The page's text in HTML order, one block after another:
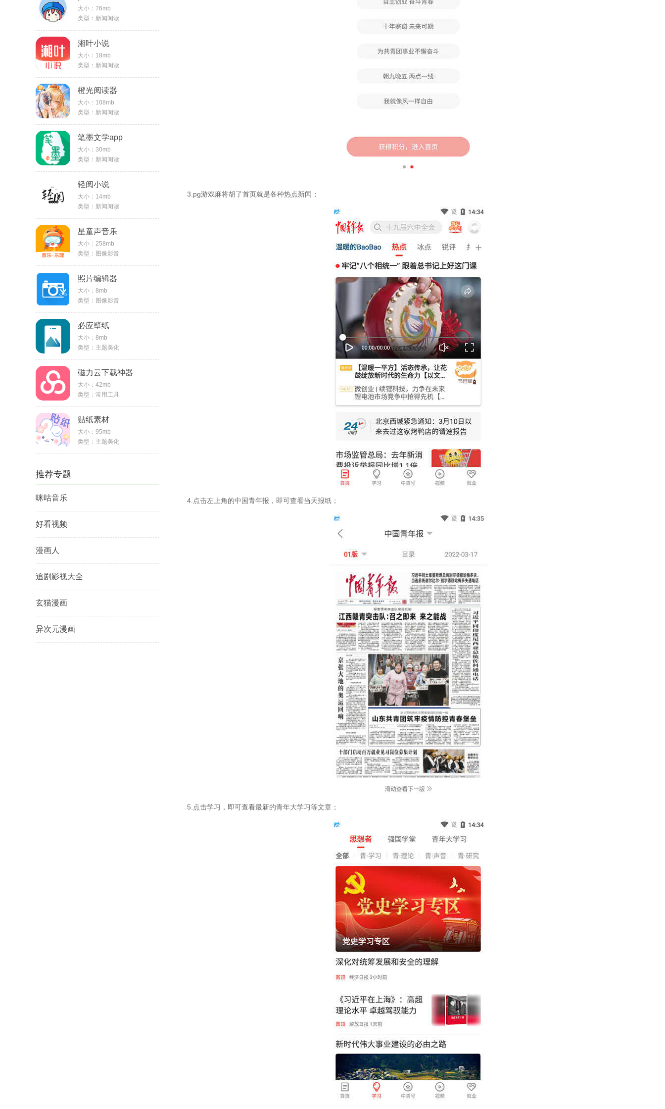
大小：76mb
类型：新闻阅读
湘叶小说
大小：18mb
类型：新闻阅读
橙光阅读器
大小：108mb
类型：新闻阅读
笔墨文学app
大小：30mb
类型：新闻阅读
轻阅小说
大小：14mb
类型：新闻阅读
星童声音乐
大小：258mb
类型：图像影音
照片编辑器
大小：8mb
类型：图像影音
必应壁纸
大小：8mb
类型：主题美化
磁力云下载神器
大小：42mb
类型：常用工具
贴纸素材
大小：95mb
类型：主题美化
推荐专题
咪咕音乐
好看视频
漫画人
追剧影视大全
玄猫漫画
异次元漫画
3.pg游戏麻将胡了首页就是各种热点新闻；
4.点击左上角的中国青年报，即可查看当天报纸；
5.点击学习，即可查看最新的青年大学习等文章；